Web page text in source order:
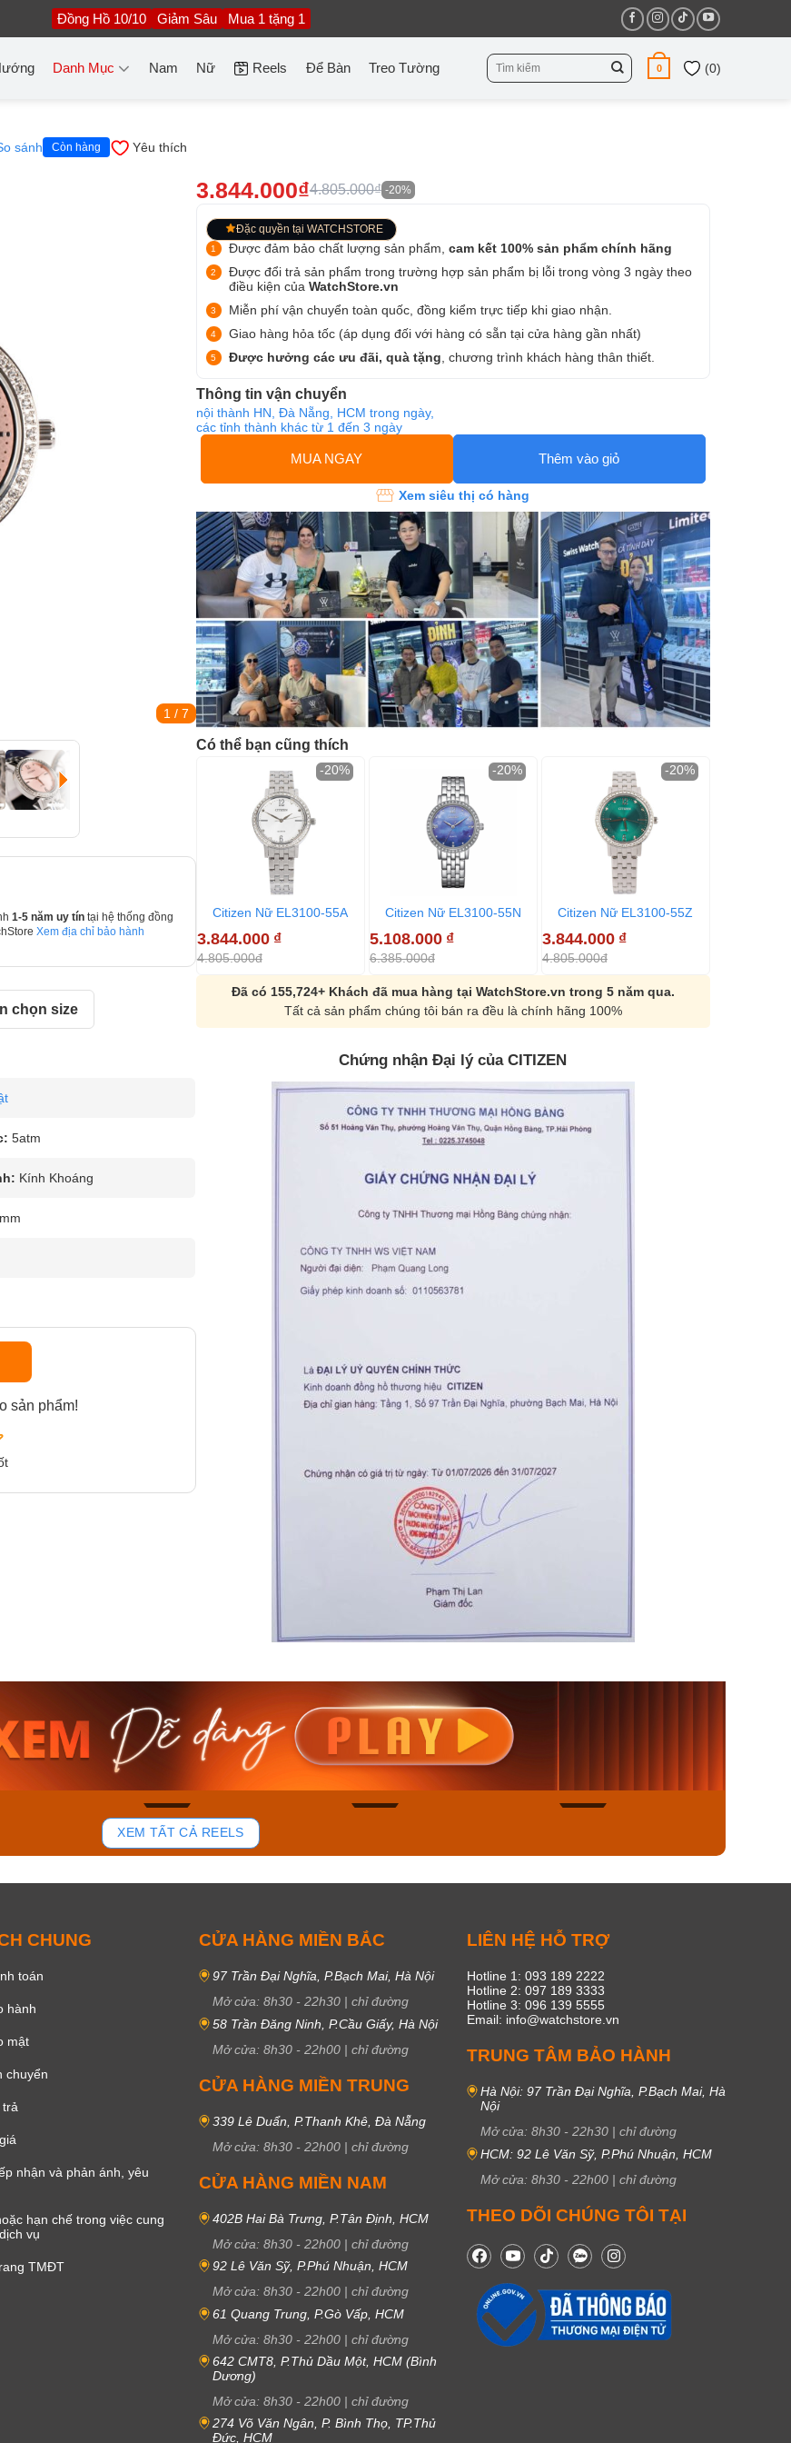
Đồng Hồ 10/10 Giảm Sâu Mua 1 tặng 1
Danh Mục Nam Nữ Reels Để Bàn Treo Tường
Tìm
kiếm:
0 (0)
sánh Còn hàng Yêu thích
1 / 7
1-5 năm uy tín tại hệ thống đồng
Xem địa chỉ bảo hành
chọn size
5atm
Kính Khoáng
sản phẩm!
3.844.000₫4.805.000₫ -20%
Đặc quyền tại WATCHSTORE
Được đảm bảo chất lượng sản phẩm, cam kết 100% sản phẩm chính hãng
Được đổi trả sản phẩm trong trường hợp sản phẩm bị lỗi trong vòng 3 ngày theo
điều kiện của WatchStore.vn
Miễn phí vận chuyển toàn quốc, đồng kiểm trực tiếp khi giao nhận.
Giao hàng hỏa tốc (áp dụng đối với hàng có sẵn tại cửa hàng gần nhất)
Được hưởng các ưu đãi, quà tặng , chương trình khách hàng thân thiết.
Thông tin vận chuyển
nội thành HN, Đà Nẵng, HCM trong ngày,
các tỉnh thành khác từ 1 đến 3 ngày
MUA NGAY Thêm vào giỏ
Xem siêu thị có hàng
Có thể bạn cũng thích
Citizen Nữ EL3100-55A
3.844.000 ₫
4.805.000đ
-20%
Citizen Nữ EL3100-55N
5.108.000 ₫
6.385.000đ
-20%
Citizen Nữ EL3100-55Z
3.844.000 ₫
4.805.000đ
-20%
Đã có 155,724+ Khách đã mua hàng tại WatchStore.vn trong 5 năm qua.
Tất cả sản phẩm chúng tôi bán ra đều là chính hãng 100%
Chứng nhận Đại lý của CITIZEN
45
Casio Nam MTS-
RS100L-1AVDF
4.276.000₫
3.634.600₫
Casio Unisex AQ-
230EL-1ADF
2.117.000₫
1.799.450₫
Mua ngay
XEM TẤT CẢ REELS
CHUNG
toán
hành
mật
chuyển
trả
nhận và phản ánh, yêu
hạn chế trong việc cung
vụ
TMĐT
CỬA HÀNG MIỀN BẮC
97 Trần Đại Nghĩa, P.Bạch Mai, Hà Nội
Mở cửa: 8h30 - 22h30 | chỉ đường
58 Trần Đăng Ninh, P.Cầu Giấy, Hà Nội
Mở cửa: 8h30 - 22h00 | chỉ đường
CỬA HÀNG MIỀN TRUNG
339 Lê Duẩn, P.Thanh Khê, Đà Nẵng
Mở cửa: 8h30 - 22h00 | chỉ đường
CỬA HÀNG MIỀN NAM
402B Hai Bà Trưng, P.Tân Định, HCM
Mở cửa: 8h30 - 22h00 | chỉ đường
92 Lê Văn Sỹ, P.Phú Nhuận, HCM
Mở cửa: 8h30 - 22h00 | chỉ đường
61 Quang Trung, P.Gò Vấp, HCM
Mở cửa: 8h30 - 22h00 | chỉ đường
642 CMT8, P.Thủ Dầu Một, HCM (Bình
Dương)
Mở cửa: 8h30 - 22h00 | chỉ đường
274 Võ Văn Ngân, P. Bình Thọ, TP.Thủ
Đức, HCM
LIÊN HỆ HỖ TRỢ
Hotline 1: 093 189 2222
Hotline 2: 097 189 3333
Hotline 3: 096 139 5555
Email: info@watchstore.vn
TRUNG TÂM BẢO HÀNH
Hà Nội: 97 Trần Đại Nghĩa, P.Bạch Mai, Hà
Nội
Mở cửa: 8h30 - 22h30 | chỉ đường
HCM: 92 Lê Văn Sỹ, P.Phú Nhuận, HCM
Mở cửa: 8h30 - 22h00 | chỉ đường
THEO DÕI CHÚNG TÔI TẠI